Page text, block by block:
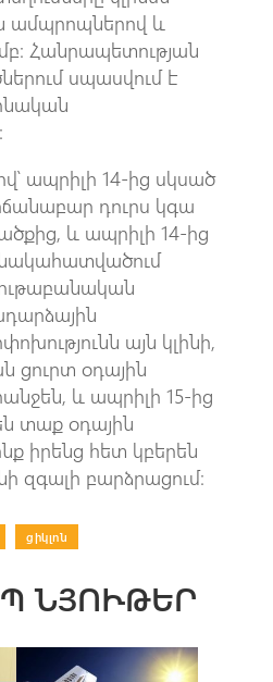
ամպրոպներով և
Հանրապետության
սպասվում է
ապրիլի 14-ից սկսած
դուրս կգա
և ապրիլի 14-ից
այն կլինի,
ցուրտ օդային
և ապրիլի 15-ից
տաք օդային
իրենց հետ կբերեն
զգալի բարձրացում։
ցիկլոն
ՆՅՈՒԹԵՐ